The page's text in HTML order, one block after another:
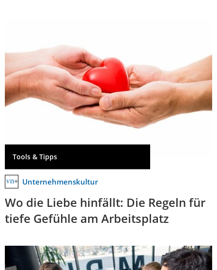
Tools & Tipps
Unternehmenskultur
Wo die Liebe hinfällt: Die Regeln für
tiefe Gefühle am Arbeitsplatz